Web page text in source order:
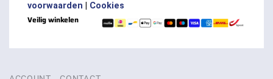
voorwaarden
Cookies
Veilig winkelen